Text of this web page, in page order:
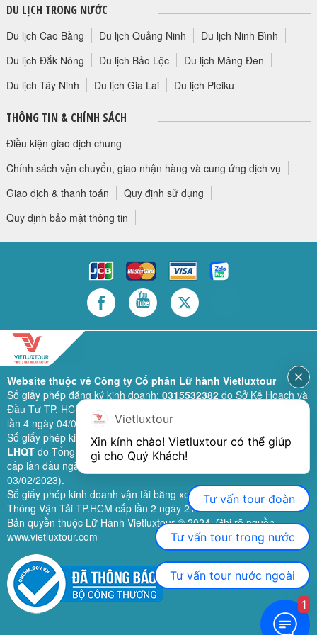
DU LỊCH TRONG NƯỚC
Du lịch Cao Bằng Du lịch Quảng Ninh
Du lịch Ninh Bình
Du lịch Đắk Nông
Du lịch Bảo Lộc
Du lịch Măng Đen
Du lịch Tây Ninh
Du lịch Gia Lai Du lịch Pleiku
THÔNG TIN & CHÍNH SÁCH
Điều kiện giao dịch chung
Chính sách vận chuyển, giao nhận hàng và cung ứng dịch vụ
Giao dịch & thanh toán
Quy định sử dụng
Quy định bảo mật thông tin
Website thuộc về Công ty Cổ phần Lữ hành Vietluxtour
Số giấy phép đăng ký kinh doanh: 0315532382do Sở Kế Hoạch và
Đầu Tư TP. HCM cấp lần đầu ngày 28/02/2019 (sửa đổi bổ sung
lần 4 ngày 04/06/2024).
Số giấy phép kinh doanh lữ hành quốc tế:79-1111/2019/TCDL-GP
LHQTdo Tổng Cục Du Lịch (nay là Cục Du lịch quốc gia Việt Nam)
cấp lần đầu ngày 26/09/2019 (sửa đổi, bổ sung lần 3 ngày
03/02/2023).
Số giấy phép kinh doanh vận tải bằng xe ô tô:11924do Sở Giao
Thông Vận Tải TP.HCM cấp lần 2 ngày 21/02/2023.
Bản quyền thuộc Lữ Hành Vietluxtour ® 2024. Ghi rõ nguồn
www.vietluxtour.com
Vietluxtour
Xin kính chào! Vietluxtour có thể giúp
gì cho Quý Khách!
Tư vấn tour đoàn
Tư vấn tour trong nước
Tư vấn tour nước ngoài
1